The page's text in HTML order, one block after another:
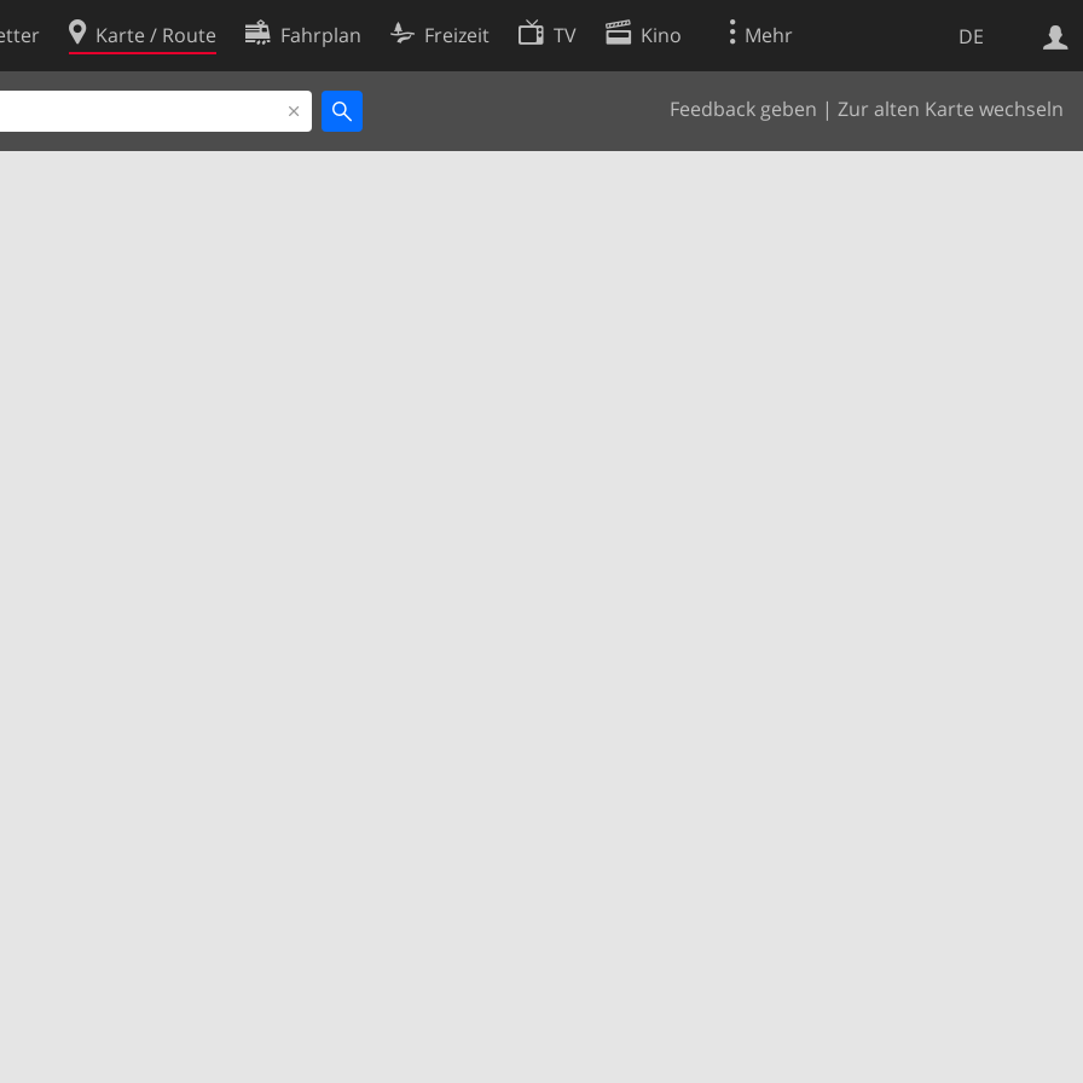
DE
Karte / Route Fahrplan Freizeit TV Kino Mehr
Feedback geben | Zur alten Karte wechseln
Websuche
Cookie-Richtlinie
Cookie-Einstellungen